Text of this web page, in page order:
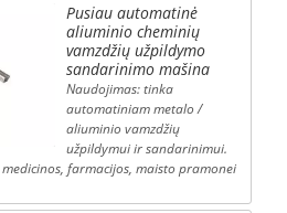
Pusiau automatinė
aliuminio cheminių
vamzdžių užpildymo
sandarinimo mašina
Naudojimas: tinka
automatiniam metalo /
aliuminio vamzdžių
užpildymui ir sandarinimui.
farmacijos, maisto pramonei